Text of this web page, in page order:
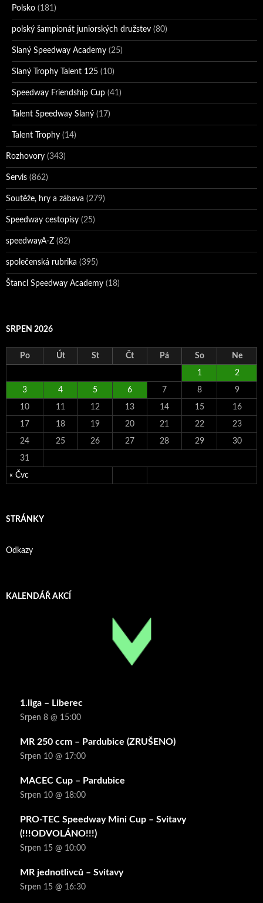
Polsko (181)
polský šampionát juniorských družstev (80)
Slaný Speedway Academy (25)
Slaný Trophy Talent 125 (10)
Speedway Friendship Cup (41)
Talent Speedway Slaný (17)
Talent Trophy (14)
Rozhovory (343)
Servis (862)
Soutěže, hry a zábava (279)
Speedway cestopisy (25)
speedwayA-Z (82)
společenská rubrika (395)
Štancl Speedway Academy (18)
SRPEN 2026
Po Út St Čt Pá So Ne
« Čvc
1 2
3 4 5 6 7 8 9
10 11 12 13 14 15 16
17 18 19 20 21 22 23
24 25 26 27 28 29 30
31
STRÁNKY
Odkazy
KALENDÁŘ AKCÍ
1.liga – Liberec
Srpen 8 @ 15:00
MR 250 ccm – Pardubice (ZRUŠENO)
Srpen 10 @ 17:00
MACEC Cup – Pardubice
Srpen 10 @ 18:00
PRO-TEC Speedway Mini Cup – Svitavy
(!!!ODVOLÁNO!!!)
Srpen 15 @ 10:00
MR jednotlivců – Svitavy
Srpen 15 @ 16:30